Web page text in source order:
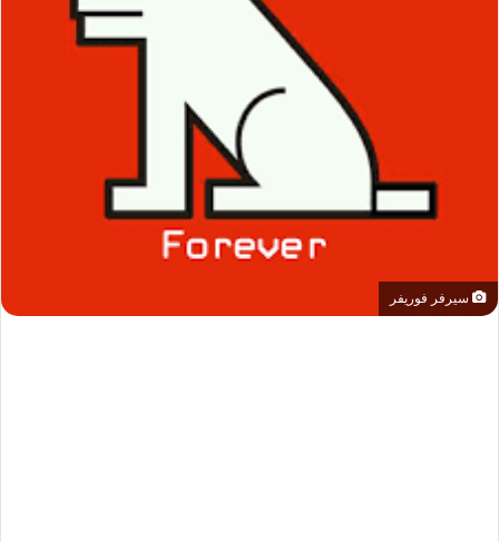
سيرفر فوريفر